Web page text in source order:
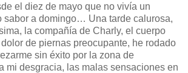
el diez de mayo que no vivía un
sabor a domingo… Una tarde calurosa,
la compañía de Charly, el cuerpo
de piernas preocupante, he rodado
sin éxito por la zona de
mi desgracia, las malas sensaciones en